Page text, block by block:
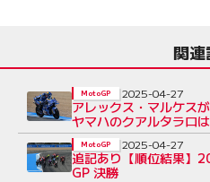
関
アレックス・マルケス
ヤマハのクアルタラロ
スペインGP
MotoGP 2025-04-27
追記あり【順位結果】
GP 決勝
MotoGP 2025-04-27